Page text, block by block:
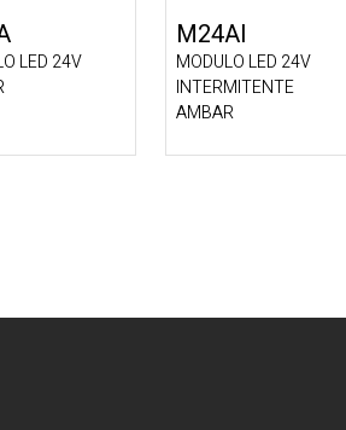
LED 24V
M24AI
MODULO LED 24V
INTERMITENTE
AMBAR